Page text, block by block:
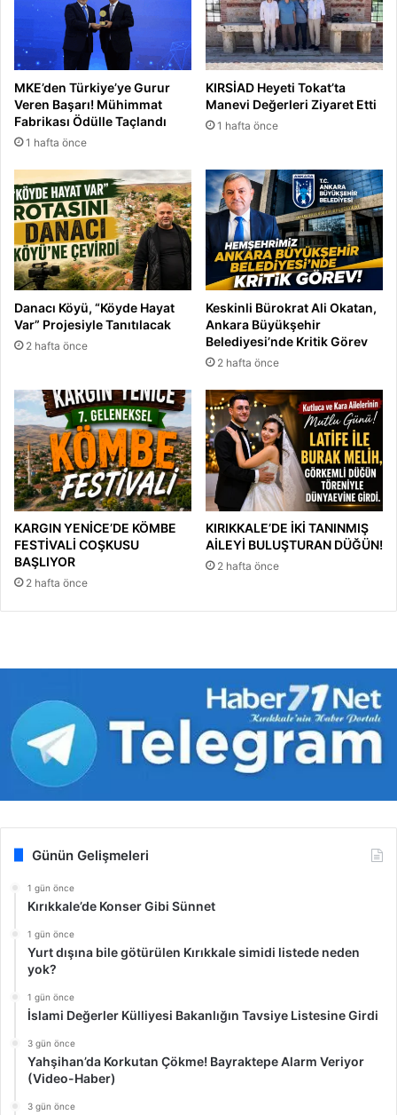
n
i
ş
i
b
y
ü
t
y
o
u
z
MKE’den Türkiye’ye Gurur
Veren Başarı! Mühimmat
Fabrikası Ödülle Taçlandı
1 hafta önce
KIRSİAD Heyeti Tokat’ta
Manevi Değerleri Ziyaret Etti
1 hafta önce
Danacı Köyü, “Köyde Hayat
Var” Projesiyle Tanıtılacak
2 hafta önce
Keskinli Bürokrat Ali Okatan,
Ankara Büyükşehir
Belediyesi’nde Kritik Görev
2 hafta önce
KARGIN YENİCE’DE KÖMBE
FESTİVALİ COŞKUSU
BAŞLIYOR
2 hafta önce
KIRIKKALE’DE İKİ TANINMIŞ
AİLEYİ BULUŞTURAN DÜĞÜN!
2 hafta önce
Günün Gelişmeleri
1 gün önce
Kırıkkale’de Konser Gibi Sünnet
1 gün önce
Yurt dışına bile götürülen Kırıkkale simidi listede neden
yok?
1 gün önce
İslami Değerler Külliyesi Bakanlığın Tavsiye Listesine Girdi
3 gün önce
Yahşihan’da Korkutan Çökme! Bayraktepe Alarm Veriyor
(Video-Haber)
3 gün önce